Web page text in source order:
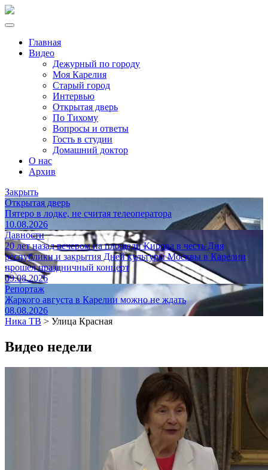
Главная
Видео
Дежурный по городу
Моя Карелия
Старый город
Интервью
Открытая дверь
По Тихому
Вопросы и ответы
Гость в студии
Домашний доктор
О нас
Архив
Закрыть
Открытая дверь
Пятеро в лодке, не считая телеоператора
10.08.2026
Давности
20 лет назад вечером на площади Кирова в честь Дня
республики и закрытия Дней культуры Москвы в Карелии
прошел праздничный концерт
09.08.2026
Репортаж
Жаркого августа в Карелии можно не ждать
08.08.2026
Ника ТВ > Улица Красная
Видео недели